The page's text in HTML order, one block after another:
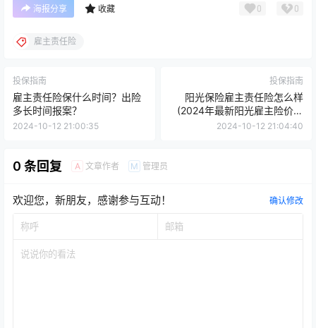
海报分享 收藏 0 0
雇主责任险
投保指南
雇主责任险保什么时间？出险
多长时间报案？
2024-10-12 21:00:35
投保指南
阳光保险雇主责任险怎么样
(2024年最新阳光雇主险价格
表)
2024-10-12 21:04:40
0 条回复 A 文章作者 M 管理员
欢迎您，新朋友，感谢参与互动！ 确认修改